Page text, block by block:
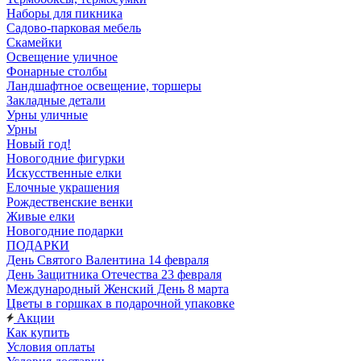
Наборы для пикника
Садово-парковая мебель
Скамейки
Освещение уличное
Фонарные столбы
Ландшафтное освещение, торшеры
Закладные детали
Урны уличные
Урны
Новый год!
Новогодние фигурки
Искусственные елки
Елочные украшения
Рождественские венки
Живые елки
Новогодние подарки
ПОДАРКИ
День Святого Валентина 14 февраля
День Защитника Отечества 23 февраля
Международный Женский День 8 марта
Цветы в горшках в подарочной упаковке
Акции
Как купить
Условия оплаты